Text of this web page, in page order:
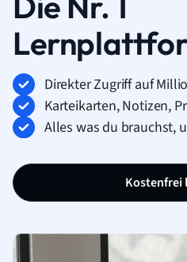
Direkter Zugriff auf
Karteikarten, Notizen,
Alles was du brauchst,
Kostenfrei